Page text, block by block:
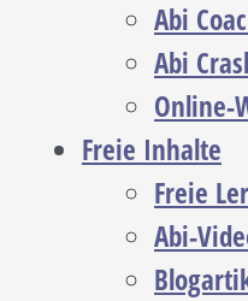
Abi
Abi
Online-
Freie Inhalte
Freie
Abi-